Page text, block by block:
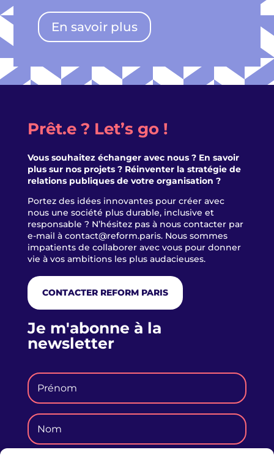
En savoir plus
Prêt.e ? Let’s go !
Vous souhaitez échanger avec nous ? En savoir
plus sur nos projets ? Réinventer la stratégie de
relations publiques de votre organisation ?
Portez des idées innovantes pour créer avec
nous une société plus durable, inclusive et
responsable ? N’hésitez pas à nous contacter par
e-mail à contact@reform.paris. Nous sommes
impatients de collaborer avec vous pour donner
vie à vos ambitions les plus audacieuses.
CONTACTER REFORM PARIS
Je m'abonne à la
newsletter